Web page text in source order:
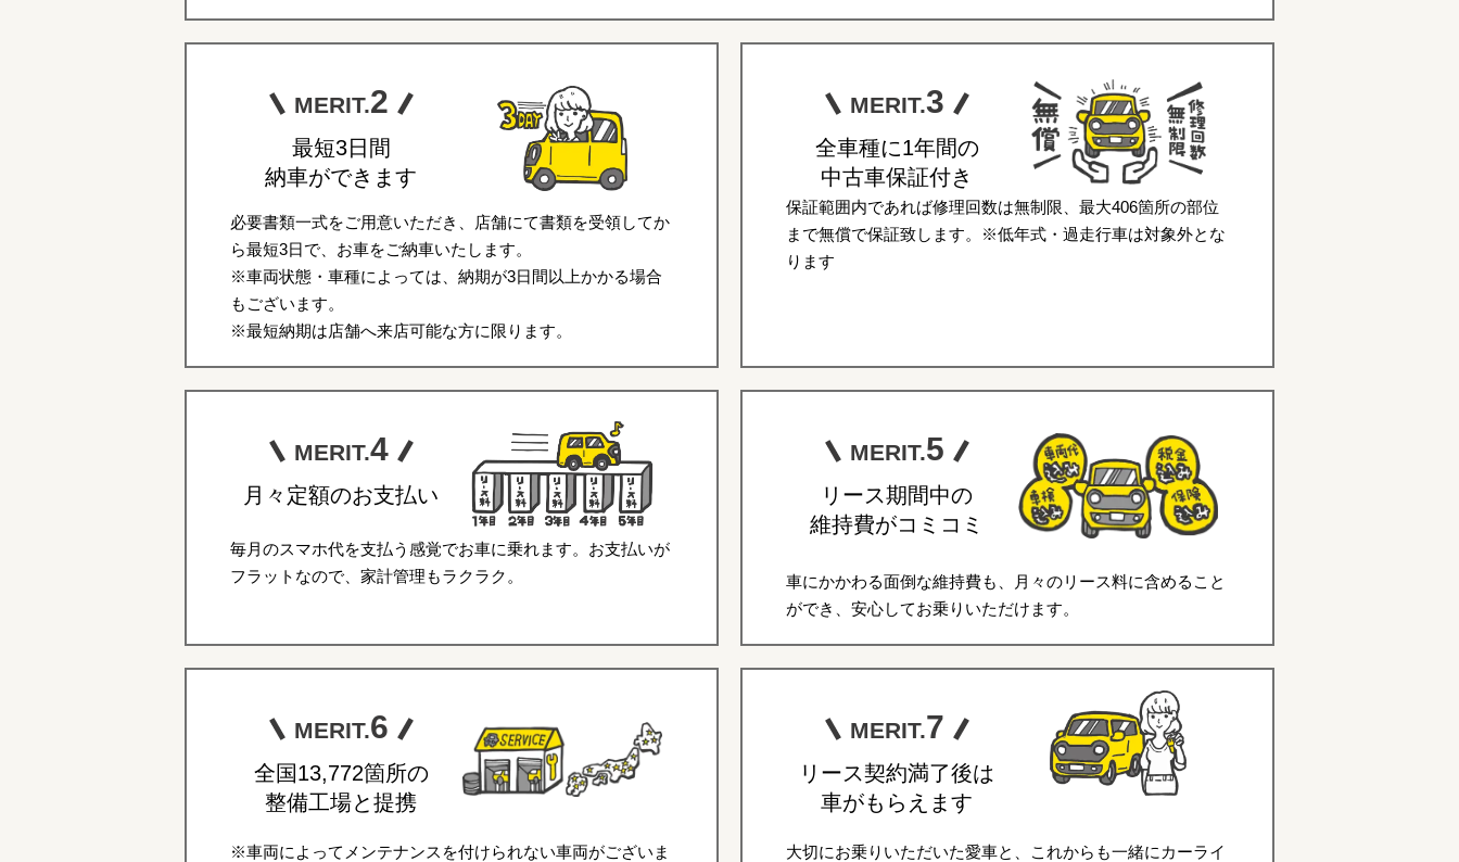
MERIT.2
最短3日間
納車ができます
必要書類一式をご用意いただき、店舗にて書類を受領してか
ら最短3日で、お車をご納車いたします。
※車両状態・車種によっては、納期が3日間以上かかる場合
もございます。
※最短納期は店舗へ来店可能な方に限ります。
MERIT.3
全車種に1年間の
中古車保証付き
保証範囲内であれば修理回数は無制限、最大406箇所の部位
まで無償で保証致します。※低年式・過走行車は対象外とな
ります
MERIT.4
月々定額のお支払い
毎月のスマホ代を支払う感覚でお車に乗れます。お支払いが
フラットなので、家計管理もラクラク。
MERIT.5
リース期間中の
維持費がコミコミ
車にかかわる面倒な維持費も、月々のリース料に含めること
ができ、安心してお乗りいただけます。
MERIT.6
全国13,772箇所の
整備工場と提携
※車両によってメンテナンスを付けられない車両がございま
MERIT.7
リース契約満了後は
車がもらえます
大切にお乗りいただいた愛車と、これからも一緒にカーライ